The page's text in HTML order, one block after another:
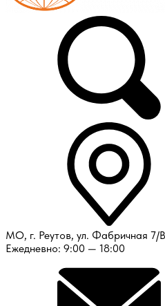
МО, г. Реутов, ул. Фабричная 7/В
Ежедневно: 9:00 — 18:00